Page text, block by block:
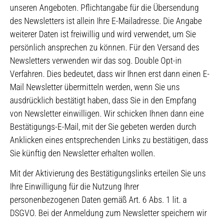
unseren Angeboten. Pflichtangabe für die Übersendung
des Newsletters ist allein Ihre E-Mailadresse. Die Angabe
weiterer Daten ist freiwillig und wird verwendet, um Sie
persönlich ansprechen zu können. Für den Versand des
Newsletters verwenden wir das sog. Double Opt-in
Verfahren. Dies bedeutet, dass wir Ihnen erst dann einen E-
Mail Newsletter übermitteln werden, wenn Sie uns
ausdrücklich bestätigt haben, dass Sie in den Empfang
von Newsletter einwilligen. Wir schicken Ihnen dann eine
Bestätigungs-E-Mail, mit der Sie gebeten werden durch
Anklicken eines entsprechenden Links zu bestätigen, dass
Sie künftig den Newsletter erhalten wollen.
Mit der Aktivierung des Bestätigungslinks erteilen Sie uns
Ihre Einwilligung für die Nutzung Ihrer
personenbezogenen Daten gemäß Art. 6 Abs. 1 lit. a
DSGVO. Bei der Anmeldung zum Newsletter speichern wir